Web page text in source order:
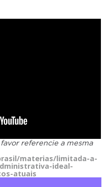
referencie a mesma
materias/limitada-a-
ideal-
atuais